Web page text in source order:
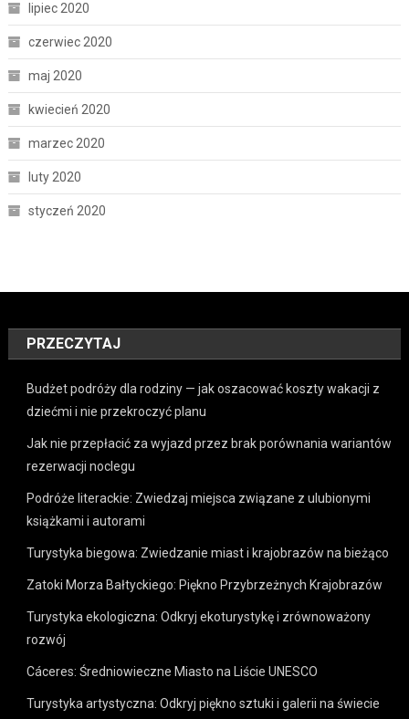
lipiec 2020
czerwiec 2020
maj 2020
kwiecień 2020
marzec 2020
luty 2020
styczeń 2020
PRZECZYTAJ
Budżet podróży dla rodziny — jak oszacować koszty wakacji z
dziećmi i nie przekroczyć planu
Jak nie przepłacić za wyjazd przez brak porównania wariantów
rezerwacji noclegu
Podróże literackie: Zwiedzaj miejsca związane z ulubionymi
książkami i autorami
Turystyka biegowa: Zwiedzanie miast i krajobrazów na bieżąco
Zatoki Morza Bałtyckiego: Piękno Przybrzeżnych Krajobrazów
Turystyka ekologiczna: Odkryj ekoturystykę i zrównoważony
rozwój
Cáceres: Średniowieczne Miasto na Liście UNESCO
Turystyka artystyczna: Odkryj piękno sztuki i galerii na świecie